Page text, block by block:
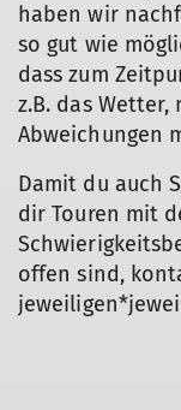
haben wir
so gut wie
dass zum
z.B. das
Abweichungen
Damit du auch
dir Touren mit
offen sind,